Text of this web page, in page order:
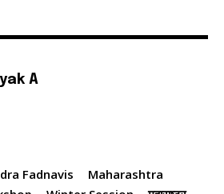
A
Fadnavis
Maharashtra